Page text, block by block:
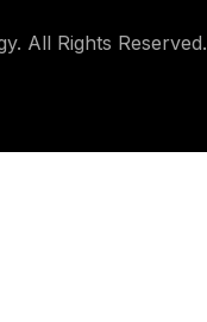
All Rights Reserved.